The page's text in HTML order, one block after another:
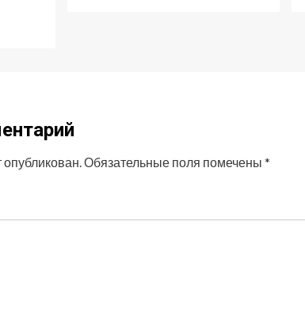
Обязательные поля помечены *